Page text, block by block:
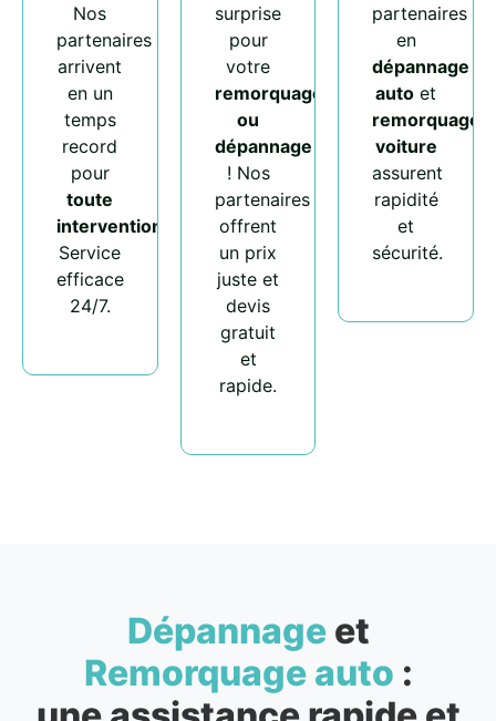
Nos
partenaires
arrivent
en un
temps
record
pour
toute
intervention
Service
efficace
24/7.
surprise
pour
votre
remorquage
ou
dépannage
! Nos
partenaires
offrent
un prix
juste et
devis
gratuit
et
rapide.
partenaires
en
dépannage
auto et
remorquage
voiture
assurent
rapidité
et
sécurité.
Dépannageet
Remorquage auto :